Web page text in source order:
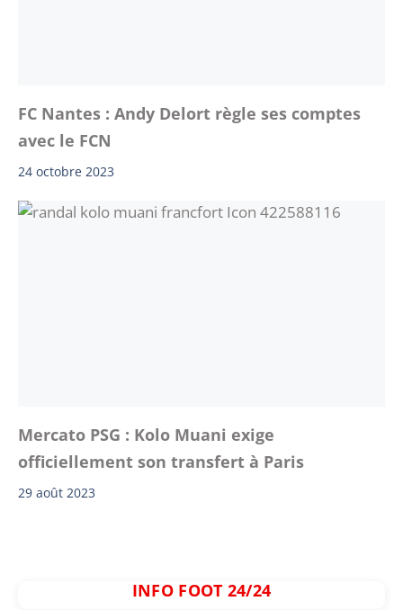
FC Nantes : Andy Delort règle ses comptes
avec le FCN
24 octobre 2023
Mercato PSG : Kolo Muani exige
officiellement son transfert à Paris
29 août 2023
INFO FOOT 24/24